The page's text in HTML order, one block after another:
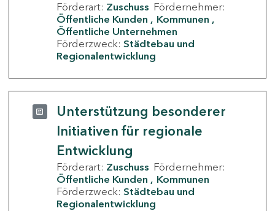
Förderart: Zuschuss Fördernehmer:
Öffentliche Kunden
Kommunen
Öffentliche Unternehmen
Förderzweck: Städtebau und
Regionalentwicklung
Unterstützung besonderer
Initiativen für regionale
Entwicklung
Förderart: Zuschuss Fördernehmer:
Öffentliche Kunden
Kommunen
Förderzweck: Städtebau und
Regionalentwicklung